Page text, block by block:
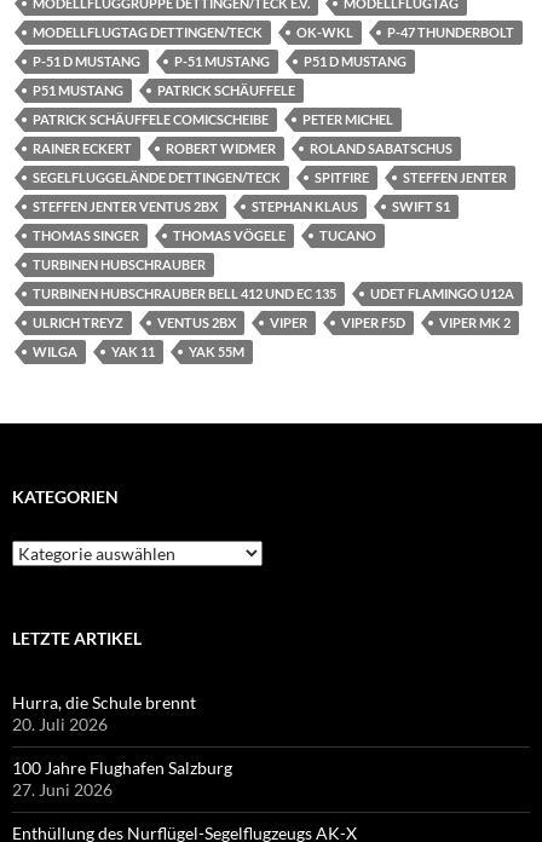
MODELLFLUGTAG DETTINGEN/TECK
OK-WKL
P-47 THUNDERBOLT
P-51 D MUSTANG
P-51 MUSTANG
P51 D MUSTANG
P51 MUSTANG
PATRICK SCHÄUFFELE
PATRICK SCHÄUFFELE COMICSCHEIBE
PETER MICHEL
RAINER ECKERT
ROBERT WIDMER
ROLAND SABATSCHUS
SEGELFLUGGELÄNDE DETTINGEN/TECK
SPITFIRE
STEFFEN JENTER
STEFFEN JENTER VENTUS 2BX
STEPHAN KLAUS
SWIFT S1
THOMAS SINGER
THOMAS VÖGELE
TUCANO
TURBINEN HUBSCHRAUBER
TURBINEN HUBSCHRAUBER BELL 412 UND EC 135
UDET FLAMINGO U12A
ULRICH TREYZ
VENTUS 2BX VIPER VIPER F5D
VIPER MK 2
WILGA
YAK 11 YAK 55M
KATEGORIEN
Kategorien
LETZTE ARTIKEL
Hurra, die Schule brennt
20. Juli 2026
100 Jahre Flughafen Salzburg
27. Juni 2026
Enthüllung des Nurflügel-Segelflugzeugs AK-X